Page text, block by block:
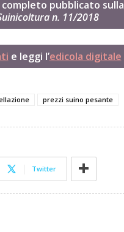
completo pubblicato sulla
n. 11/2018
e leggi l’edicola digitale
prezzi suino pesante
Twitter